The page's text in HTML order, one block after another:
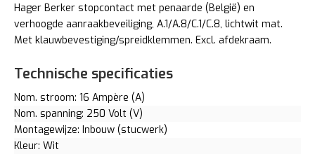
Hager Berker stopcontact met penaarde (België) en
verhoogde aanraakbeveiliging, A.1/A.8/C.1/C.8, lichtwit mat.
Met klauwbevestiging/spreidklemmen. Excl. afdekraam.
Technische specificaties
Nom. stroom: 16 Ampère (A)
Nom. spanning: 250 Volt (V)
Montagewijze: Inbouw (stucwerk)
Kleur: Wit